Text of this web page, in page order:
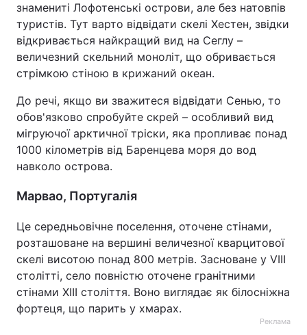
знамениті Лофотенські острови, але без натовпів
туристів. Тут варто відвідати скелі Хестен, звідки
відкривається найкращий вид на Сеглу –
величезний скельний моноліт, що обривається
стрімкою стіною в крижаний океан.
До речі, якщо ви зважитеся відвідати Сенью, то
обов'язково спробуйте скрей – особливий вид
мігруючої арктичної тріски, яка пропливає понад
1000 кілометрів від Баренцева моря до вод
навколо острова.
Марвао, Португалія
Це середньовічне поселення, оточене стінами,
розташоване на вершині величезної кварцитової
скелі висотою понад 800 метрів. Засноване у VIII
столітті, село повністю оточене гранітними
стінами XIII століття. Воно виглядає як білосніжна
фортеця, що парить у хмарах.
Реклама